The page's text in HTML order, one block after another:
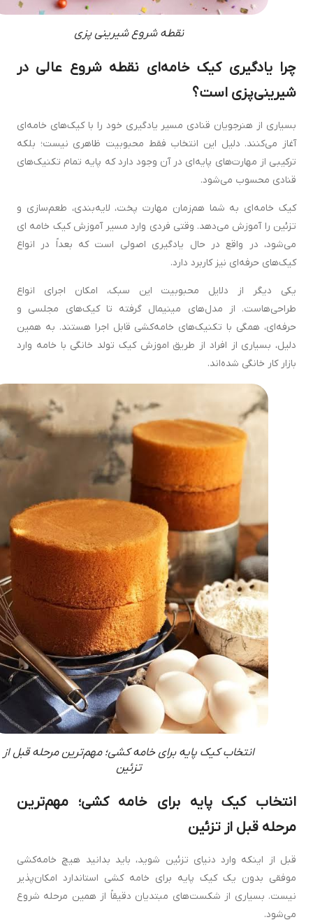
نقطه شروع شیرینی پزی
چرا یادگیری کیک خامه‌ای نقطه شروع عالی در
شیرینی‌پزی است؟
بسیاری از هنرجویان قنادی مسیر یادگیری خود را با کیک‌های خامه‌ای
آغاز می‌کنند. دلیل این انتخاب فقط محبوبیت ظاهری نیست؛ بلکه
ترکیبی از مهارت‌های پایه‌ای در آن وجود دارد که پایه تمام تکنیک‌های
قنادی محسوب می‌شود.
کیک خامه‌ای به شما هم‌زمان مهارت پخت، لایه‌بندی، طعم‌سازی و
تزئین را آموزش می‌دهد. وقتی فردی وارد مسیر آموزش کیک خامه ای
می‌شود، در واقع در حال یادگیری اصولی است که بعداً در انواع
کیک‌های حرفه‌ای نیز کاربرد دارد.
یکی دیگر از دلایل محبوبیت این سبک، امکان اجرای انواع
طراحی‌هاست. از مدل‌های مینیمال گرفته تا کیک‌های مجلسی و
حرفه‌ای، همگی با تکنیک‌های خامه‌کشی قابل اجرا هستند. به همین
دلیل، بسیاری از افراد از طریق اموزش کیک تولد خانگی با خامه وارد
بازار کار خانگی شده‌اند.
انتخاب کیک پایه برای خامه کشی؛ مهم‌ترین مرحله قبل از
تزئین
انتخاب کیک پایه برای خامه کشی؛ مهم‌ترین
مرحله قبل از تزئین
قبل از اینکه وارد دنیای تزئین شوید، باید بدانید هیچ خامه‌کشی
موفقی بدون یک کیک پایه برای خامه کشی استاندارد امکان‌پذیر
نیست. بسیاری از شکست‌های مبتدیان دقیقاً از همین مرحله شروع
می‌شود.